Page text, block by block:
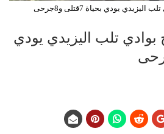
يودي بحياة 7قتلى و8جرحى
تلب اليزيدي يودي